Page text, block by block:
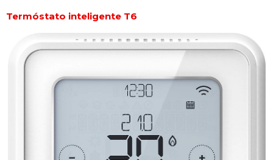
Termóstato inteligente T6